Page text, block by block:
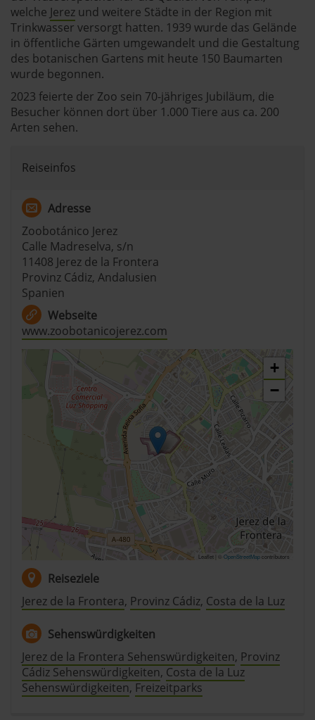
welche Jerez und weitere Städte in der Region mit
Trinkwasser versorgt hatten. 1939 wurde das Gelände
in öffentliche Gärten umgewandelt und die Gestaltung
des botanischen Gartens mit heute 150 Baumarten
wurde begonnen.
2023 feierte der Zoo sein 70-jähriges Jubiläum, die
Besucher können dort über 1.000 Tiere aus ca. 200
Arten sehen.
Reiseinfos
Adresse
Zoobotánico Jerez
Calle Madreselva, s/n
11408 Jerez de la Frontera
Provinz Cádiz, Andalusien
Spanien
Webseite
www.zoobotanicojerez.com
+
−
Leaflet | © OpenStreetMapcontributors
Reiseziele
Jerez de la Frontera, Provinz Cádiz, Costa de la Luz
Sehenswürdigkeiten
Jerez de la Frontera Sehenswürdigkeiten, Provinz
Cádiz Sehenswürdigkeiten, Costa de la Luz
Sehenswürdigkeiten, Freizeitparks